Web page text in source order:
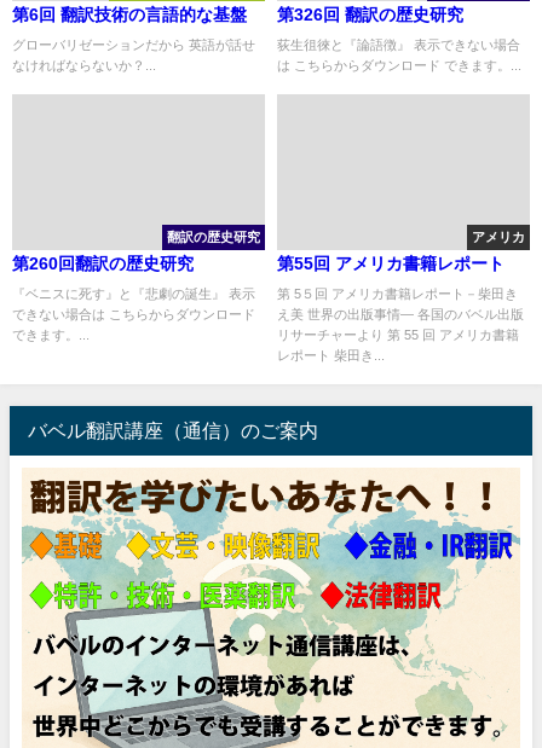
第6回 翻訳技術の言語的な基盤
グローバリゼーションだから 英語が話せ
なければならないか？...
第326回 翻訳の歴史研究
荻生徂徠と『論語徴』 表示できない場合
は こちらからダウンロード できます。...
翻訳の歴史研究
第260回翻訳の歴史研究
『ベニスに死す』と『悲劇の誕生』 表示
できない場合は こちらからダウンロード
できます。...
アメリカ
第55回 アメリカ書籍レポート
第 5５回 アメリカ書籍レポート－柴田き
え美 世界の出版事情― 各国のバベル出版
リサーチャーより 第 55 回 アメリカ書籍
レポート 柴田き...
バベル翻訳講座（通信）のご案内